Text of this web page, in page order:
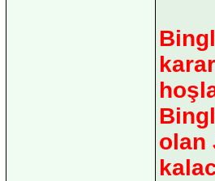
olan